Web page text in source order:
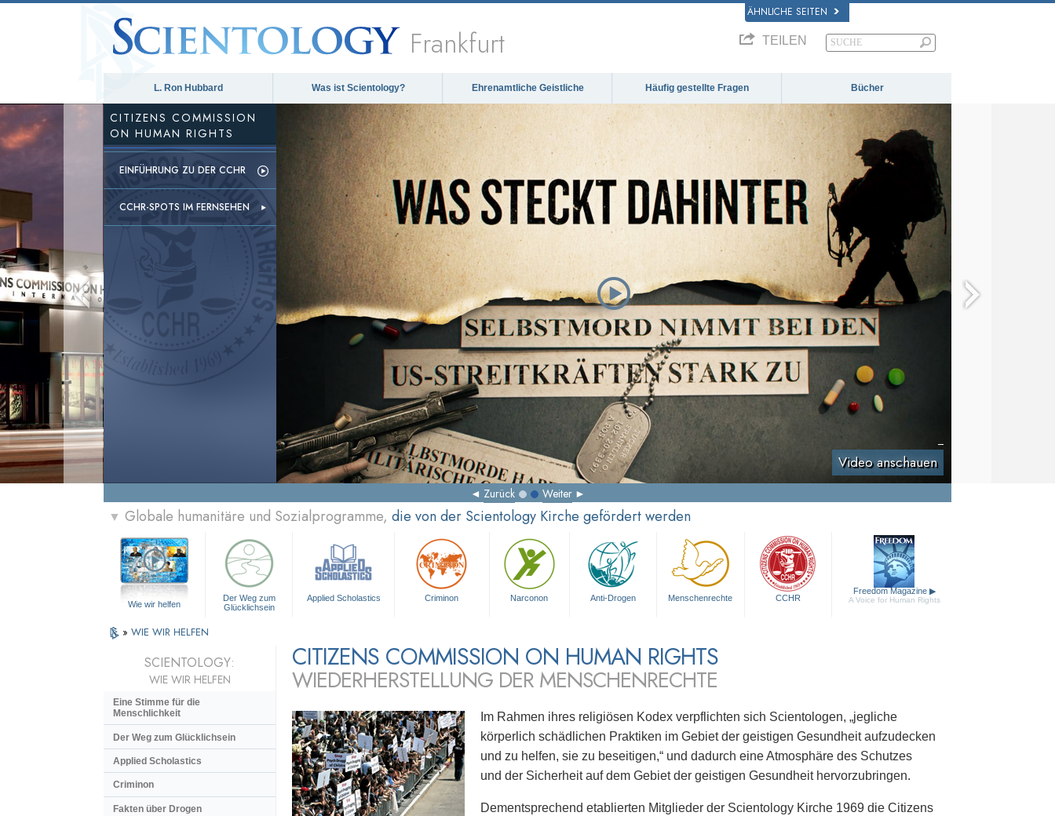
ÄHNLICHE SEITEN
Frankfurt TEILEN
L. Ron Hubbard Was ist Scientology? Ehrenamtliche Geistliche Häufig gestellte Fragen Bücher
CITIZENS COMMISSION
ON HUMAN RIGHTS
EINFÜHRUNG ZU DER CCHR
CCHR-SPOTS IM FERNSEHEN
Video anschauen
Zurück Weiter
▼ Globale humanitäre und Sozialprogramme, die von der Scientology Kirche gefördert werden
Wie wir helfen
Der Weg zum
Glücklichsein
Applied Scholastics Criminon Narconon Anti-Drogen Menschenrechte CCHR
Freedom Magazine ▶
A Voice for Human Rights
» WIE WIR HELFEN
CITIZENS COMMISSION ON HUMAN RIGHTS
WIEDERHERSTELLUNG DER MENSCHENRECHTE
Im Rahmen ihres religiösen Kodex verpflichten sich Scientologen, „jegliche
körperlich schädlichen Praktiken im Gebiet der geistigen Gesundheit aufzudecken
und zu helfen, sie zu beseitigen,“ und dadurch eine Atmosphäre des Schutzes
und der Sicherheit auf dem Gebiet der geistigen Gesundheit hervorzubringen.
Dementsprechend etablierten Mitglieder der Scientology Kirche 1969 die Citizens
SCIENTOLOGY:
WIE WIR HELFEN
Eine Stimme für die
Menschlichkeit
Der Weg zum Glücklichsein
Applied Scholastics
Criminon
Fakten über Drogen